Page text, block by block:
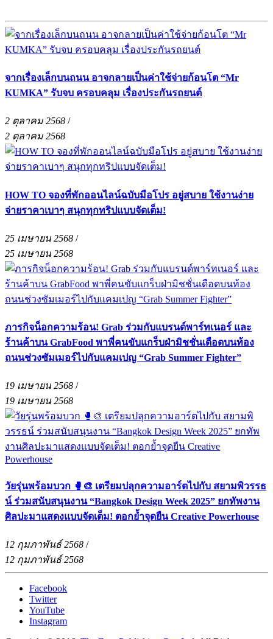
จากเรื่องเล็กบนถนน อาจกลายเป็นค่าใช้จ่ายก้อนโต “Mr
KUMKA” รับจบ ครอบคลุม เรื่องประกันรถยนต์
2 ตุลาคม 2568 /
2 ตุลาคม 2568
HOW TO จองที่พักออนไลน์ฉบับมือโปร อยู่สบาย ใช้งานง่าย
จ่ายราคาเบาๆ สนุกทุกทริปแบบจัดเต็ม!
25 เมษายน 2568 /
25 เมษายน 2568
ภารกิจน็อกความร้อน! Grab ร่วมกับแบรนด์พาร์ทเนอร์ และ
ร้านค้าบน GrabFood พาพี่คนขับแกร็บฝ่ามิชชั่นเดือดบนท้อง
ถนนช่วงซัมเมอร์ไปกับแคมเปญ “Grab Summer Fighter”
19 เมษายน 2568 /
19 เมษายน 2568
วัยรุ่นพร้อมบวก 🥊🎨 เตรียมปลุกความอาร์ตไปกับ สยามพิวรรธ
น์ ร่วมสนับสนุนงาน “Bangkok Design Week 2025” ยกทัพงาน
ศิลปะมาแสดงแบบจัดเต็ม! ตอกย้ำจุดยืน Creative Powerhouse
12 กุมภาพันธ์ 2568 /
12 กุมภาพันธ์ 2568
Facebook
Twitter
YouTube
Instagram